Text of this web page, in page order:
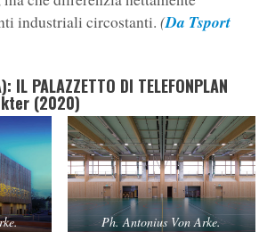
industriali circostanti. (Da Tsport
IL PALAZZETTO DI TELEFONPLAN
(2020)
Ph. Antonius Von Arke.